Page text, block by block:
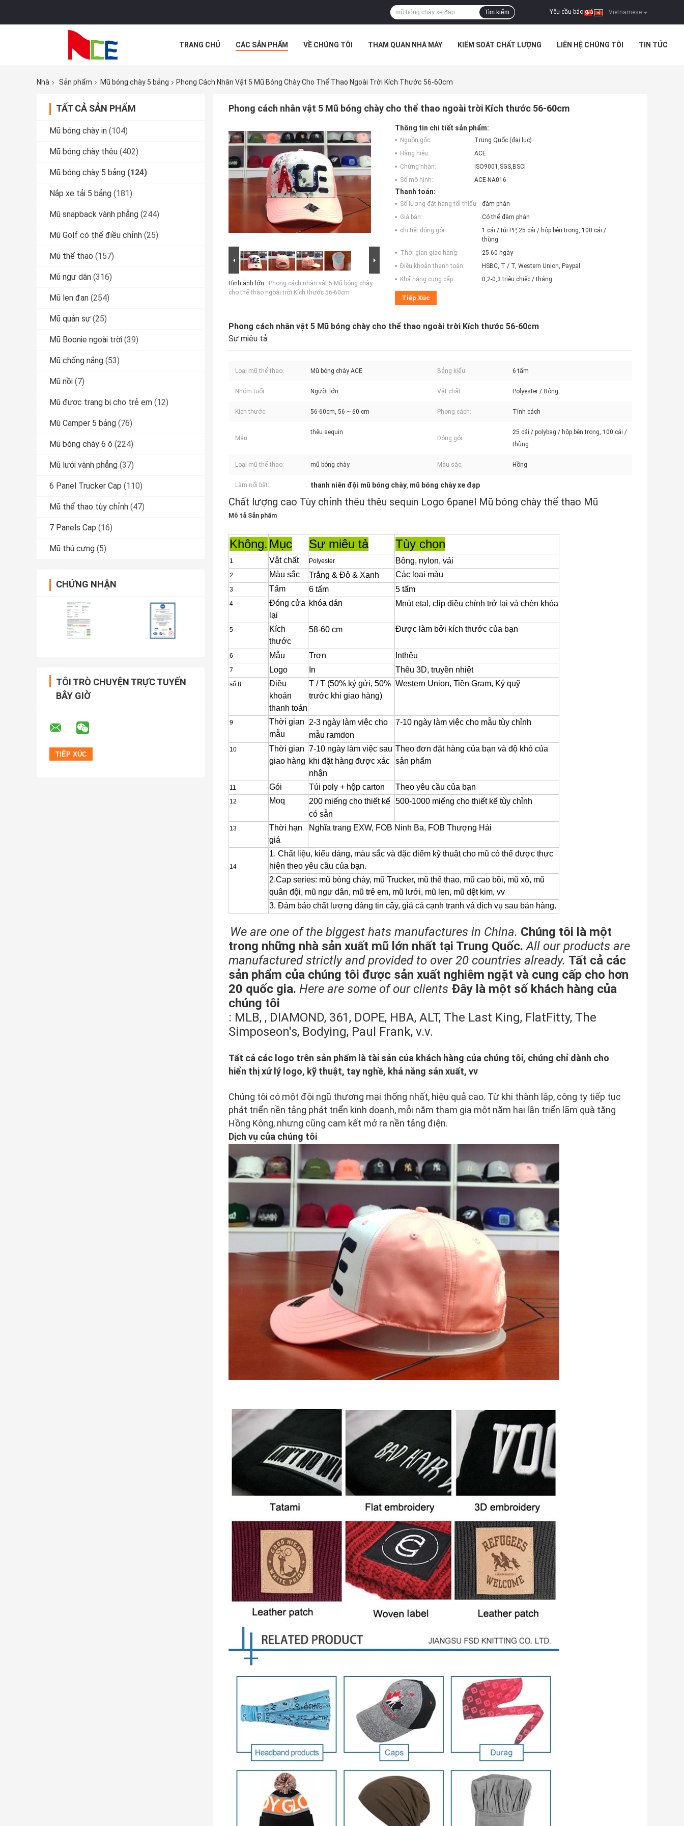
Vietnamese
Yêu cầu báo giá |
Tìm kiếm
TRANG CHỦ CÁC SẢN PHẨM VỀ CHÚNG TÔI THAM QUAN NHÀ MÁY KIỂM SOÁT CHẤT LƯỢNG LIÊN HỆ CHÚNG TÔI TIN TỨC
Nhà
Sản phẩm Mũ bóng chày 5 bảng Phong Cách Nhân Vật 5 Mũ Bóng Chày Cho Thể Thao Ngoài Trời Kích Thước 56-60cm
TẤT CẢ SẢN PHẨM
Mũ bóng chày in (104)
Mũ bóng chày thêu (402)
Mũ bóng chày 5 bảng (124)
Nắp xe tải 5 bảng (181)
Mũ snapback vành phẳng (244)
Mũ Golf có thể điều chỉnh (25)
Mũ thể thao (157)
Mũ ngư dân (316)
Mũ len đan (254)
Mũ quân sự (25)
Mũ Boonie ngoài trời (39)
Mũ chống nắng (53)
Mũ nồi (7)
Mũ được trang bị cho trẻ em (12)
Mũ Camper 5 bảng (76)
Mũ bóng chày 6 ô (224)
Mũ lưới vành phẳng (37)
6 Panel Trucker Cap (110)
Mũ thể thao tùy chỉnh (47)
7 Panels Cap (16)
Mũ thú cưng (5)
CHỨNG NHẬN
TÔI TRÒ CHUYỆN TRỰC TUYẾN
BÂY GIỜ
Phong cách nhân vật 5 Mũ bóng chày cho thể thao ngoài trời Kích thước 56-60cm
Hình ảnh lớn : Phong cách nhân vật 5 Mũ bóng chày
cho thể thao ngoài trời Kích thước 56-60cm
Thông tin chi tiết sản phẩm:
Nguồn gốc:
Trung Quốc (đại lục)
Hàng hiệu:
ACE
Chứng nhận:
ISO9001,SGS,BSCI
Số mô hình:
ACE-NA016
Thanh toán:
Số lượng đặt hàng tối thiểu:
đàm phán
Giá bán:
Có thể đàm phán
chi tiết đóng gói:
1 cái / túi PP, 25 cái / hộp bên trong, 100 cái /
thùng
Thời gian giao hàng:
25-60 ngày
Điều khoản thanh toán:
HSBC, T / T, Western Union, Paypal
Khả năng cung cấp:
0,2-0,3 triệu chiếc / tháng
Tiếp Xúc
Phong cách nhân vật 5 Mũ bóng chày cho thể thao ngoài trời Kích thước 56-60cm
Sự miêu tả
Loại mũ thể thao: Mũ bóng chày ACE Bảng kiểu: 6 tấm
Nhóm tuổi: Người lớn Vật chất: Polyester / Bông
Kích thước: 56-60cm, 56 ~ 60 cm Phong cách: Tính cách
Mẫu:
thêu sequin
Đóng gói:
25 cái / polybag / hộp bên trong, 100 cái /
thùng
Loại mũ thể thao: mũ bóng chày Màu sắc: Hồng
Làm nổi bật: thanh niên đội mũ bóng chày, mũ bóng chày xe đạp
Chất lượng cao Tùy chỉnh thêu thêu sequin Logo 6panel Mũ bóng chày thể thao Mũ
Mô tả Sản phẩm
Không. Mục Sự miêu tả Tùy chọn
1 Vật chất Polyester Bông, nylon, vải
2 Màu sắc Trắng & Đỏ & Xanh Các loại màu
3 Tấm 6 tấm 5 tấm
4
Đóng cửa
lại
khóa dán Mnút etal, clip điều chỉnh trở lại và chèn khóa
5
Kích
thước
58-60 cm Được làm bởi kích thước của bạn
6 Mẫu Trơn Inthêu
7 Logo In Thêu 3D, truyền nhiệt
số 8
Điều
khoản
thanh toán
T / T (50% ký gửi, 50%
trước khi giao hàng)
Western Union, Tiền Gram, Ký quỹ
9
Thời gian
mẫu
2-3 ngày làm việc cho
mẫu ramdon
7-10 ngày làm việc cho mẫu tùy chỉnh
10
Thời gian
giao hàng
7-10 ngày làm việc sau
khi đặt hàng được xác
nhận
Theo đơn đặt hàng của bạn và độ khó của
sản phẩm
11 Gói Túi poly + hộp carton Theo yêu cầu của bạn
12 Moq
200 miếng cho thiết kế
có sẵn
500-1000 miếng cho thiết kế tùy chỉnh
13
Thời hạn
giá
Nghĩa trang EXW, FOB Ninh Ba, FOB Thượng Hải
14
1. Chất liệu, kiểu dáng, màu sắc và đặc điểm kỹ thuật cho mũ có thể được thực
hiện theo yêu cầu của bạn.
2.Cap series: mũ bóng chày, mũ Trucker, mũ thể thao, mũ cao bồi, mũ xô, mũ
quân đội, mũ ngư dân, mũ trẻ em, mũ lưới, mũ len, mũ dệt kim, vv
3. Đảm bảo chất lượng đáng tin cậy, giá cả cạnh tranh và dịch vụ sau bán hàng.
We are one of the biggest hats manufactures in China. Chúng tôi là một
trong những nhà sản xuất mũ lớn nhất tại Trung Quốc. All our products are
manufactured strictly and provided to over 20 countries already. Tất cả các
sản phẩm của chúng tôi được sản xuất nghiêm ngặt và cung cấp cho hơn
20 quốc gia. Here are some of our clients Đây là một số khách hàng của
chúng tôi
: MLB, , DIAMOND, 361, DOPE, HBA, ALT, The Last King, FlatFitty, The
Simposeon's, Bodying, Paul Frank, v.v.
Tất cả các logo trên sản phẩm là tài sản của khách hàng của chúng tôi, chúng chỉ dành cho
hiển thị xử lý logo, kỹ thuật, tay nghề, khả năng sản xuất, vv
Chúng tôi có một đội ngũ thương mại thống nhất, hiệu quả cao. Từ khi thành lập, công ty tiếp tục
phát triển nền tảng phát triển kinh doanh, mỗi năm tham gia một năm hai lần triển lãm quà tặng
Hồng Kông, nhưng cũng cam kết mở ra nền tảng điện.
Dịch vụ của chúng tôi